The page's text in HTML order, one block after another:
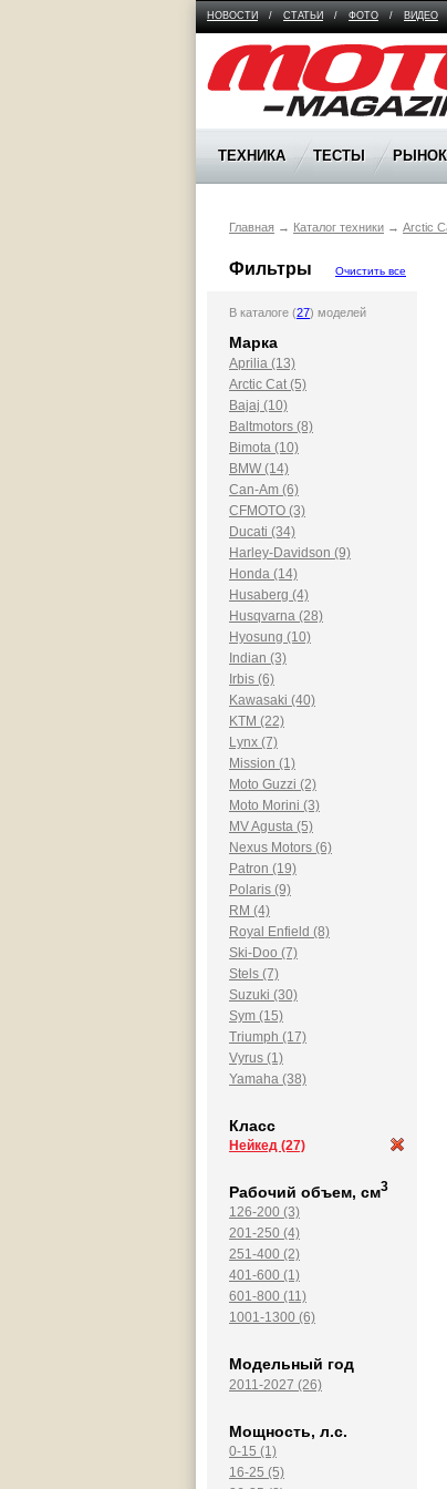
НОВОСТИ / СТАТЬИ / ФОТО / ВИДЕО
Moto Magazine
ТЕХНИКА ТЕСТЫ РЫНОК
Главная → Каталог техники → Arctic
Фильтры Очистить все
В каталоге (27) моделей
Марка
Aprilia (13)
Arctic Cat (5)
Bajaj (10)
Baltmotors (8)
Bimota (10)
BMW (14)
Can-Am (6)
CFMOTO (3)
Ducati (34)
Harley-Davidson (9)
Honda (14)
Husaberg (4)
Husqvarna (28)
Hyosung (10)
Indian (3)
Irbis (6)
Kawasaki (40)
KTM (22)
Lynx (7)
Mission (1)
Moto Guzzi (2)
Moto Morini (3)
MV Agusta (5)
Nexus Motors (6)
Patron (19)
Polaris (9)
RM (4)
Royal Enfield (8)
Ski-Doo (7)
Stels (7)
Suzuki (30)
Sym (15)
Triumph (17)
Vyrus (1)
Yamaha (38)
Класс
Нейкед (27)
Рабочий объем, см3
126-200 (3)
201-250 (4)
251-400 (2)
401-600 (1)
601-800 (11)
1001-1300 (6)
Модельный год
2011-2027 (26)
Мощность, л.с.
0-15 (1)
16-25 (5)